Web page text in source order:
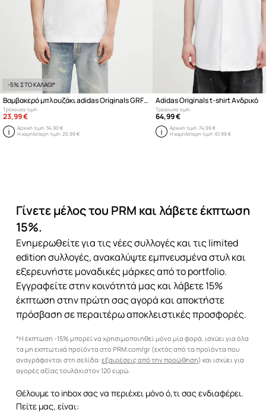
-5% ΣΤΟ ΚΑΛΑΘΙ*
Βαμβακερό μπλουζάκι adidas Originals GRFX TEE
Τρέχουσα τιμή:
23,99 €
Αρχική τιμή:34,90 €
Η χαμηλότερη τιμή:25,99 €
Adidas Originals t-shirt Ανδρικό
Τρέχουσα τιμή:
64,99 €
Αρχική τιμή:74,99 €
Η χαμηλότερη τιμή:61,99 €
Γίνετε μέλος του PRM και λάβετε έκπτωση
15%.
Ενημερωθείτε για τις νέες συλλογές και τις limited
edition συλλογές, ανακαλύψτε εμπνευσμένα στυλ και
εξερευνήστε μοναδικές μάρκες από το portfolio.
Εγγραφείτε στην κοινότητά μας και λάβετε 15%
έκπτωση στην πρώτη σας αγορά και αποκτήστε
πρόσβαση σε περαιτέρω αποκλειστικές προσφορές.
*Η έκπτωση -15% μπορεί να χρησιμοποιηθεί μόνο μία φορά, ισχύει για όλα
τα μη εκπτωτικά προϊόντα στο PRM.com/gr (εκτός από τα προϊόντα που
αναγράφονται στη σελίδα: εξαιρέσεις από την προώθηση) και ισχύει για
αγορές αξίας τουλάχιστον 120 ευρώ.
Θέλουμε το inbox σας να περιέχει μόνο ό,τι σας ενδιαφέρει.
Πείτε μας, είναι: